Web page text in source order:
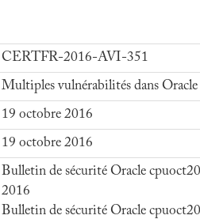
CERTFR-2016-AVI-351
Multiples vulnérabilités dans
19 octobre 2016
19 octobre 2016
Bulletin de sécurité Oracle
2016
Bulletin de sécurité Oracle